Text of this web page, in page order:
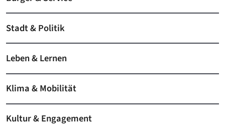
Stadt & Politik
Leben & Lernen
Klima & Mobilität
Kultur & Engagement